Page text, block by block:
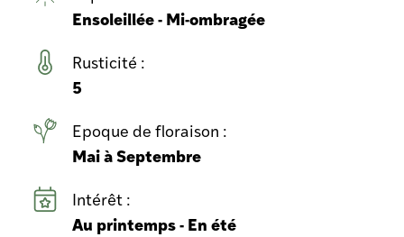
Ensoleillée - Mi-ombragée
Rusticité :
5
Epoque de floraison :
Mai à Septembre
Intérêt :
Au printemps - En été